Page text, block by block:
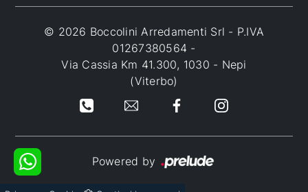
© 2026 Boccolini Arredamenti Srl - P.IVA
01267380564 -
Via Cassia Km 41.300, 1030 - Nepi
(Viterbo)
Powered by